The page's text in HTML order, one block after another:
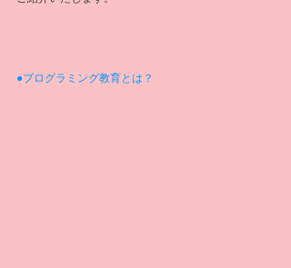
●プログラミング教育とは？